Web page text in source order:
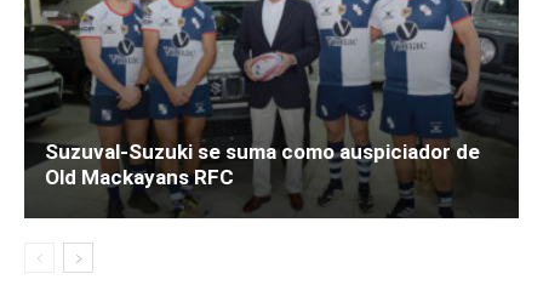
Suzuval-Suzuki se suma como auspiciador de
Old Mackayans RFC